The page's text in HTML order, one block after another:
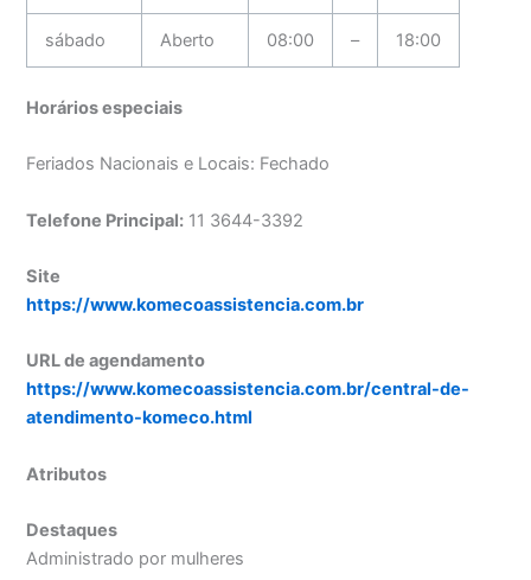
sábado Aberto 08:00 – 18:00
Horários especiais
Feriados Nacionais e Locais: Fechado
Telefone Principal: 11 3644-3392
Site
https://www.komecoassistencia.com.br
URL de agendamento
https://www.komecoassistencia.com.br/central-de-
atendimento-komeco.html
Atributos
Destaques
Administrado por mulheres